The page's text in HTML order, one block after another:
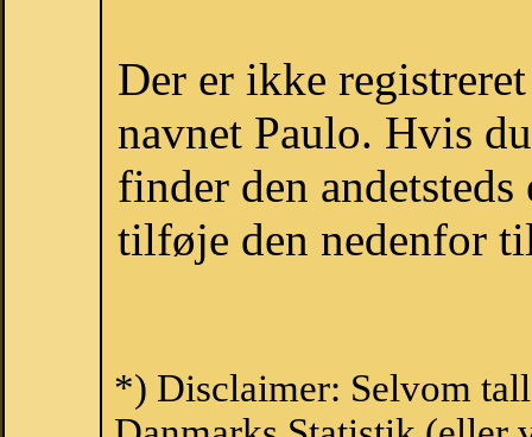
Der er ikke
navnet Paulo. Hvis
finder den
tilføje den nedenfor
*) Disclaimer: Selvom